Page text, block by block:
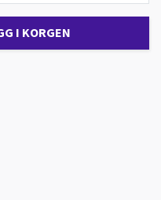
I KORGEN